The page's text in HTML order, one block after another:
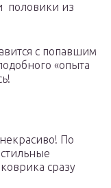
половики из
с попавшим
«опыта
По
сразу